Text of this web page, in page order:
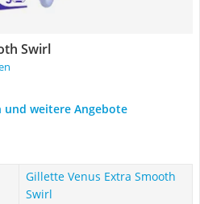
Swirl
und weitere Angebote
Gillette Venus Extra Smooth
Swirl